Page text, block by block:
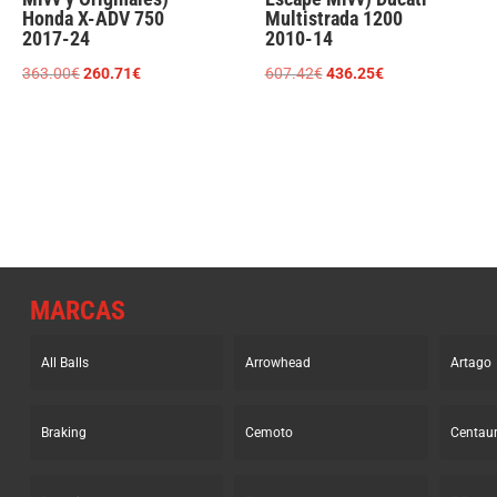
Honda X-ADV 750
2017-24
363.00€El
260.71€El
Multistrada 1200
2010-14
607.42€ El
436.25€El
MARCAS
All Balls Arrowhead Artago
Braking Cemoto